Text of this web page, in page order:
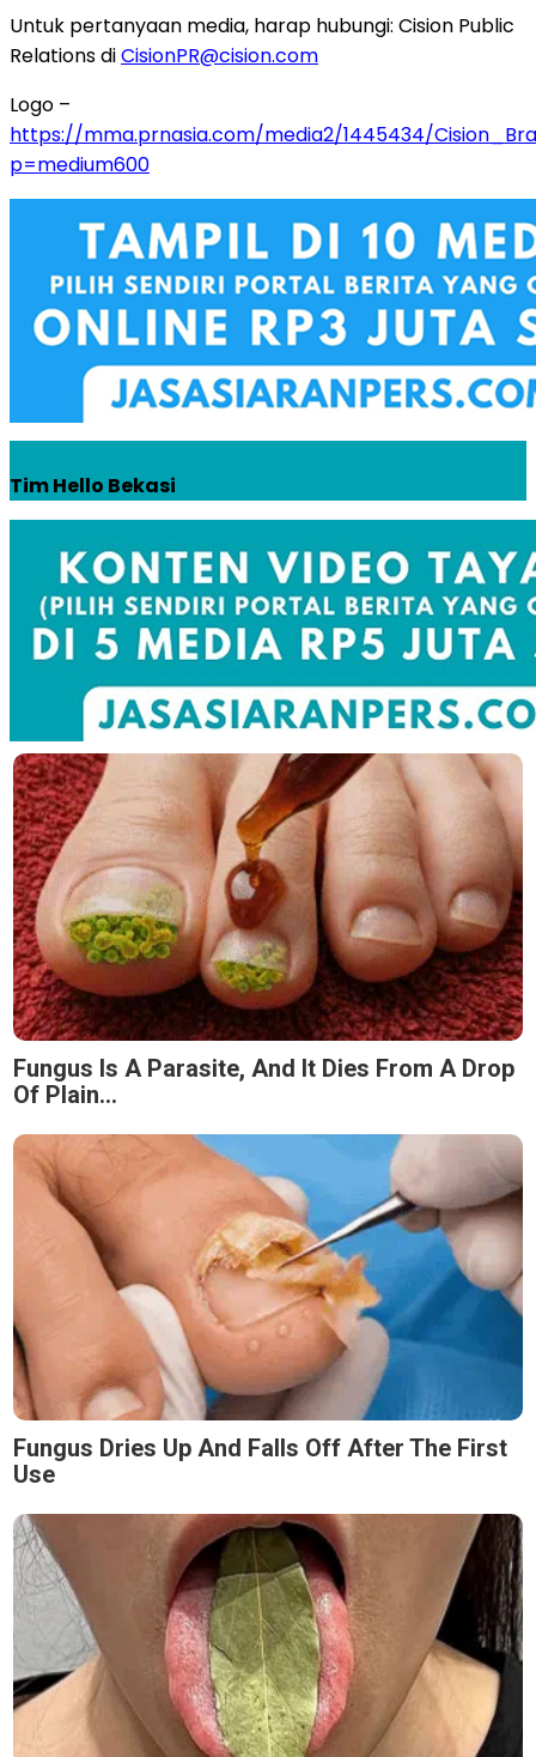
Untuk pertanyaan media, harap hubungi: Cision Public
Relations diCisionPR@cision.com
Logo –
https://mma.prnasia.com/media2/1445434/
p=medium600
Tim Hello Bekasi
Fungus Is A Parasite, And It Dies From A Drop
Of Plain...
Fungus Dries Up And Falls Off After The First
Use